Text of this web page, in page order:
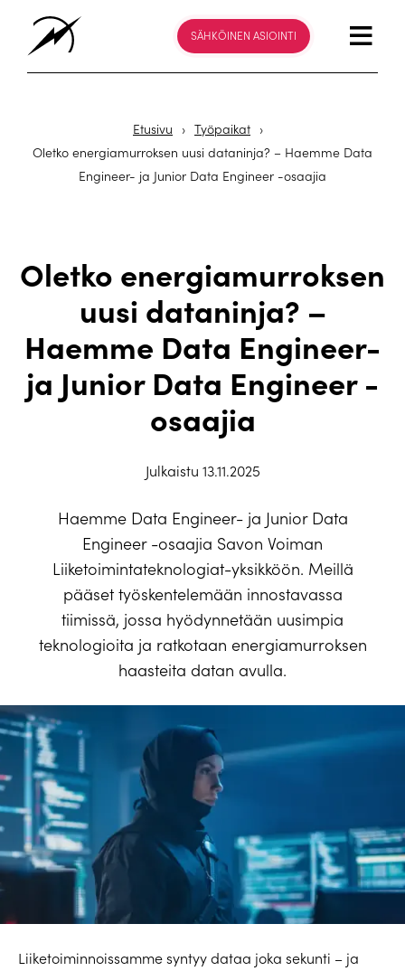
SÄHKÖINEN ASIOINTI
Etusivu › Työpaikat ›
Oletko energiamurroksen uusi dataninja? – Haemme Data
Engineer- ja Junior Data Engineer -osaajia
Oletko energiamurroksen
uusi dataninja? –
Haemme Data Engineer-
ja Junior Data Engineer -
osaajia
Julkaistu 13.11.2025
Haemme Data Engineer- ja Junior Data
Engineer -osaajia Savon Voiman
Liiketoimintateknologiat-yksikköön. Meillä
pääset työskentelemään innostavassa
tiimissä, jossa hyödynnetään uusimpia
teknologioita ja ratkotaan energiamurroksen
haasteita datan avulla.
Liiketoiminnoissamme syntyy dataa joka sekunti – ja